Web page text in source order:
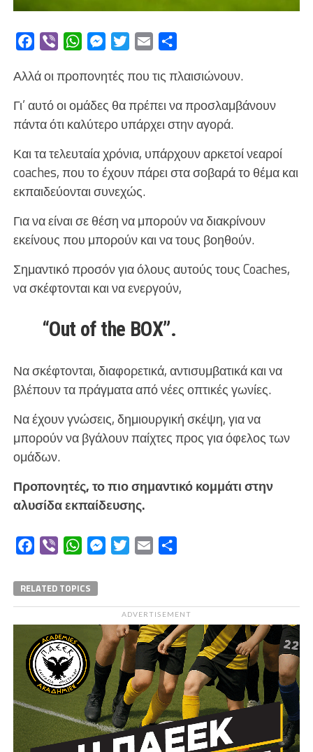
Facebook
Viber WhatsAppMessengerTwitterEmail
Αλλά οι προπονητές που τις πλαισιώνουν.
Γι’ αυτό οι ομάδες θα πρέπει να προσλαμβάνουν
πάντα ότι καλύτερο υπάρχει στην αγορά.
Και τα τελευταία χρόνια, υπάρχουν αρκετοί νεαροί
coaches, που το έχουν πάρει στα σοβαρά το θέμα και
εκπαιδεύονται συνεχώς.
Για να είναι σε θέση να μπορούν να διακρίνουν
εκείνους που μπορούν και να τους βοηθούν.
Σημαντικό προσόν για όλους αυτούς τους Coaches,
να σκέφτονται και να ενεργούν,
“Out of the BOX”.
Να σκέφτονται, διαφορετικά, αντισυμβατικά και να
βλέπουν τα πράγματα από νέες οπτικές γωνίες.
Να έχουν γνώσεις, δημιουργική σκέψη, για να
μπορούν να βγάλουν παίχτες προς για όφελος των
ομάδων.
Προπονητές, το πιο σημαντικό κομμάτι στην
αλυσίδα εκπαίδευσης.
Facebook
Viber WhatsAppMessengerTwitterEmail
RELATED TOPICS
ADVERTISEMENT